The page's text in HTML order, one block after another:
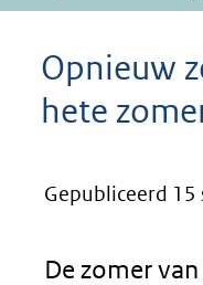
Opnieuw
hete
Gepubliceerd
De zomer